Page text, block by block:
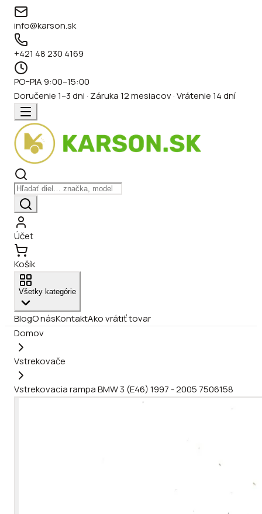
info@karson.sk
+421 48 230 4169
PO–PIA 9:00–15:00
Doručenie 1–3 dni · Záruka 12 mesiacov · Vrátenie 14 dní
Účet
Košík
Všetky kategórie
BlogO násKontaktAko vrátiť tovar
Domov
Vstrekovače
Vstrekovacia rampa BMW 3 (E46) 1997 - 2005 7506158